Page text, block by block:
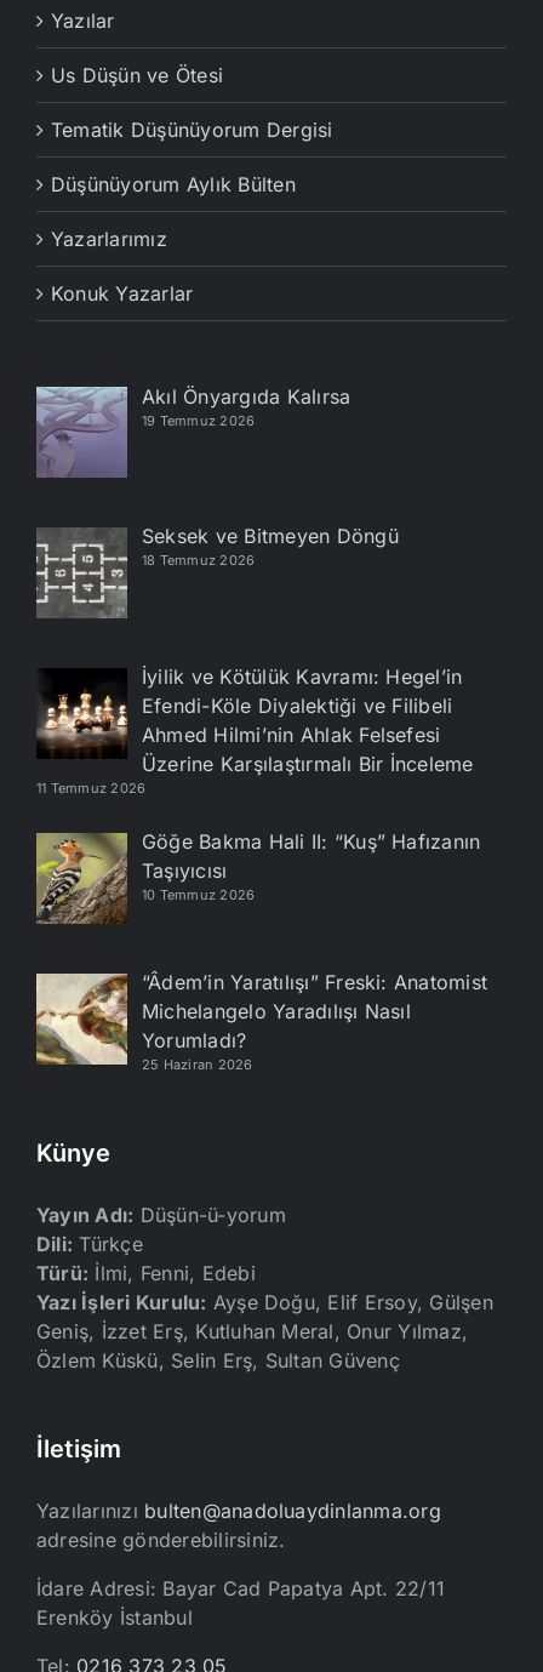
Yazılar
Us Düşün ve Ötesi
Tematik Düşünüyorum Dergisi
Düşünüyorum Aylık Bülten
Yazarlarımız
Konuk Yazarlar
Akıl Önyargıda Kalırsa
19 Temmuz 2026
Seksek ve Bitmeyen Döngü
18 Temmuz 2026
İyilik ve Kötülük Kavramı: Hegel’in
Efendi-Köle Diyalektiği ve Filibeli
Ahmed Hilmi’nin Ahlak Felsefesi
Üzerine Karşılaştırmalı Bir İnceleme
11 Temmuz 2026
Göğe Bakma Hali II: “Kuş” Hafızanın
Taşıyıcısı
10 Temmuz 2026
“Âdem’in Yaratılışı” Freski: Anatomist
Michelangelo Yaradılışı Nasıl
Yorumladı?
25 Haziran 2026
Künye
Yayın Adı: Düşün-ü-yorum
Dili: Türkçe
Türü: İlmi, Fenni, Edebi
Yazı İşleri Kurulu: Ayşe Doğu, Elif Ersoy, Gülşen
Geniş, İzzet Erş, Kutluhan Meral, Onur Yılmaz,
Özlem Küskü, Selin Erş, Sultan Güvenç
İletişim
Yazılarınızı bulten@anadoluaydinlanma.org
adresine gönderebilirsiniz.
İdare Adresi: Bayar Cad Papatya Apt. 22/11
Erenköy İstanbul
Tel: 0216 373 23 05